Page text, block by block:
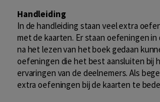
Handleiding
In de handleiding staan veel extra
met de kaarten. Er staan oefeningen
na het lezen van het boek gedaan
oefeningen die het best aansluiten bij
ervaringen van de deelnemers. Als
extra oefeningen bij de kaarten te